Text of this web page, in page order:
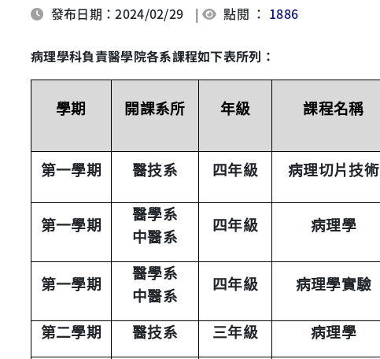
發布日期：2024/02/29 | 點閱 ： 1886
病理學科負責醫學院各系課程如下表所列：
學期 開課系所 年級 課程名稱
第一學期 醫技系 四年級 病理切片技術
第一學期
醫學系
中醫系
四年級 病理學
第一學期
醫學系
中醫系
四年級 病理學實驗
第二學期 醫技系 三年級 病理學